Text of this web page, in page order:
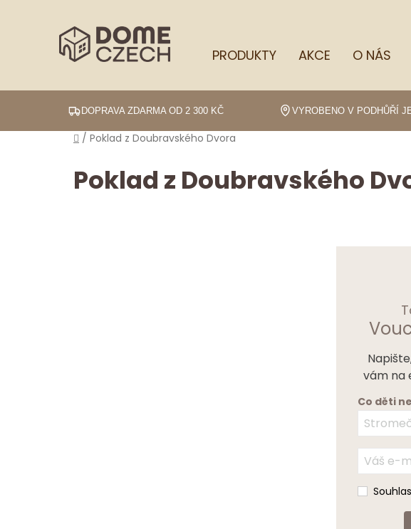
DOPRAVA ZDARMA OD 2 300 KČ VYROBENO V PODHŮŘÍ
PRODUKTY AKCE O NÁS
Domů
/ Poklad z Doubravského Dvora
Poklad z Doubravského